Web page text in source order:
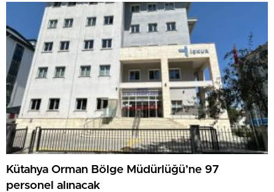
Kütahya Orman Bölge Müdürlüğü’ne 97
personel alınacak